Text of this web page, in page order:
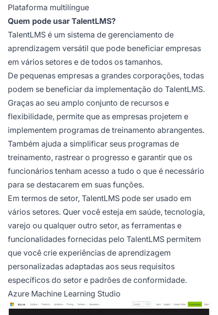
Plataforma multilíngue
Quem pode usar TalentLMS?
TalentLMS é um sistema de gerenciamento de
aprendizagem versátil que pode beneficiar empresas
em vários setores e de todos os tamanhos.
De pequenas empresas a grandes corporações, todas
podem se beneficiar da implementação do TalentLMS.
Graças ao seu amplo conjunto de recursos e
flexibilidade, permite que as empresas projetem e
implementem programas de treinamento abrangentes.
Também ajuda a simplificar seus programas de
treinamento, rastrear o progresso e garantir que os
funcionários tenham acesso a tudo o que é necessário
para se destacarem em suas funções.
Em termos de setor, TalentLMS pode ser usado em
vários setores. Quer você esteja em saúde, tecnologia,
varejo ou qualquer outro setor, as ferramentas e
funcionalidades fornecidas pelo TalentLMS permitem
que você crie experiências de aprendizagem
personalizadas adaptadas aos seus requisitos
específicos do setor e padrões de conformidade.
Azure Machine Learning Studio